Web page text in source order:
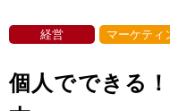
経営 マーケティ
個人でできる